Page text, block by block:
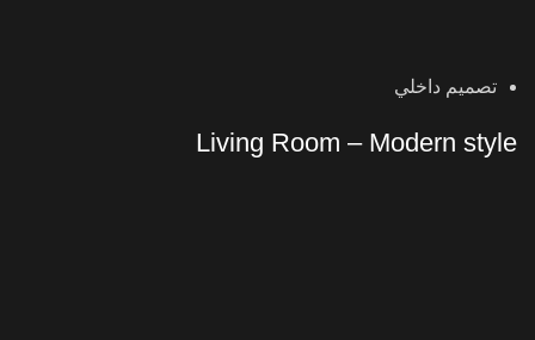
تصميم داخلي
Living Room – Modern style